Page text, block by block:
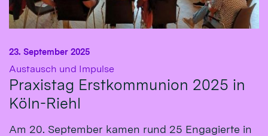
Austausch und Impulse
Praxistag Erstkommunion 2025 in
Köln-Riehl
23. September 2025
Am 20. September kamen rund 25 Engagierte in